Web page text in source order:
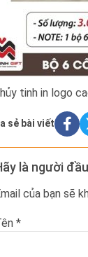
tinh in logo
sẻ bài viết
là người
của bạn sẽ
*